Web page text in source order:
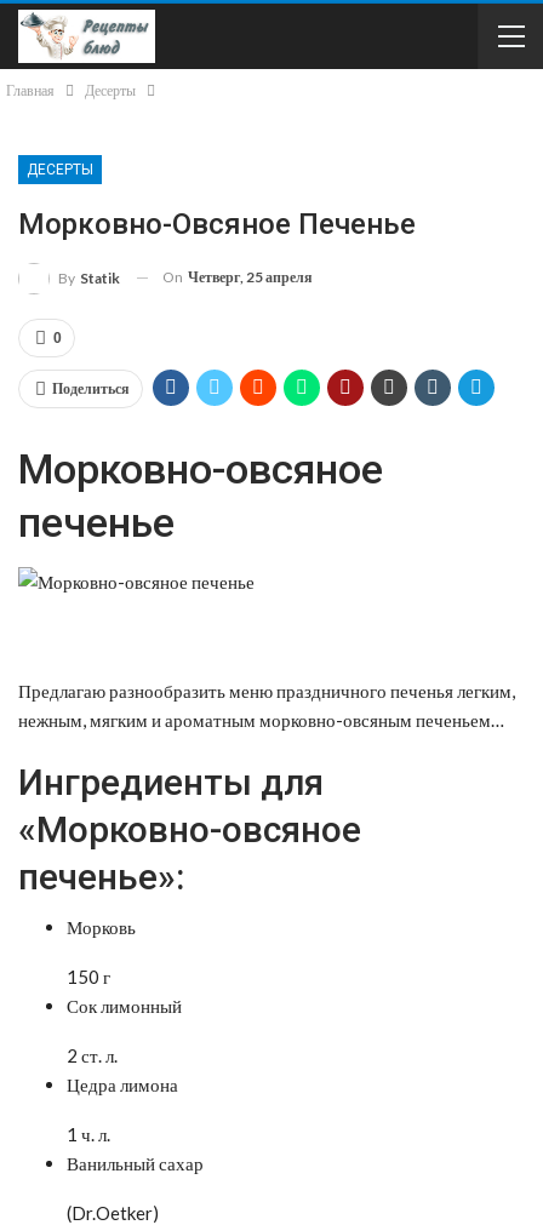
Главная Десерты
ДЕСЕРТЫ
Морковно-Овсяное Печенье
By Statik On Четверг, 25 апреля
0
Поделиться
Морковно-овсяное
печенье
Предлагаю разнообразить меню праздничного печенья легким,
нежным, мягким и ароматным морковно-овсяным печеньем…
Ингредиенты для
«Морковно-овсяное
печенье»:
Морковь
150 г
Сок лимонный
2 ст. л.
Цедра лимона
1 ч. л.
Ванильный сахар
(Dr.Oetker)